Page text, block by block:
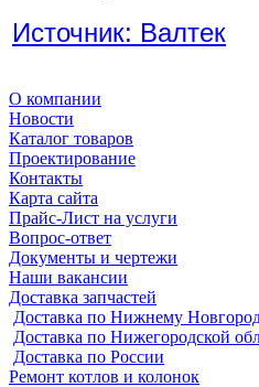
Источник: Валтек
О компании
Новости
Каталог товаров
Проектирование
Контакты
Карта сайта
Прайс-Лист на услуги
Вопрос-ответ
Документы и чертежи
Наши вакансии
Доставка запчастей
Доставка по Нижнему
Доставка по Нижегородской
Доставка по России
Ремонт котлов и колонок